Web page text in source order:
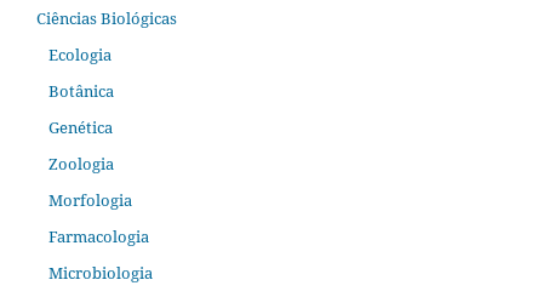
Ciências Biológicas
Ecologia
Botânica
Genética
Zoologia
Morfologia
Farmacologia
Microbiologia